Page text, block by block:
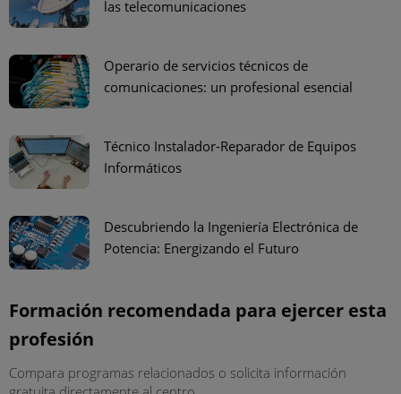
las telecomunicaciones
Operario de servicios técnicos de
comunicaciones: un profesional esencial
Técnico Instalador-Reparador de Equipos
Informáticos
Descubriendo la Ingeniería Electrónica de
Potencia: Energizando el Futuro
Formación recomendada para ejercer esta
profesión
Compara programas relacionados o solicita información